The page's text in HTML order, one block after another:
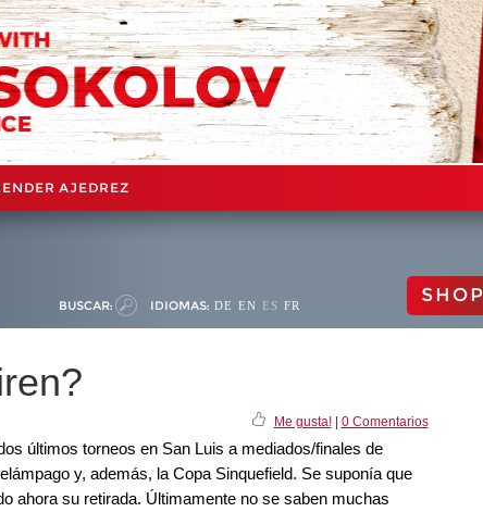
AJEDREZ
BUSCAR: IDIOMAS: DE EN ES FR SHOP
Me gusta!| 0 Comentarios
últimos torneos en San Luis a mediados/finales de
y, además, la Copa Sinquefield. Se suponía que
ahora su retirada. Últimamente no se saben muchas